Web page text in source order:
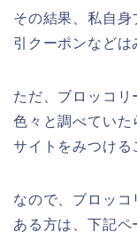
その結果、私自
引クーポンなどは
ただ、ブロッコ
色々と調べてい
サイトをみつける
なので、ブロッ
ある方は、下記